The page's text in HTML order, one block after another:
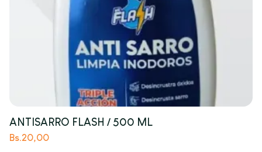
ANTISARRO FLASH / 500 ML
Bs.20,00